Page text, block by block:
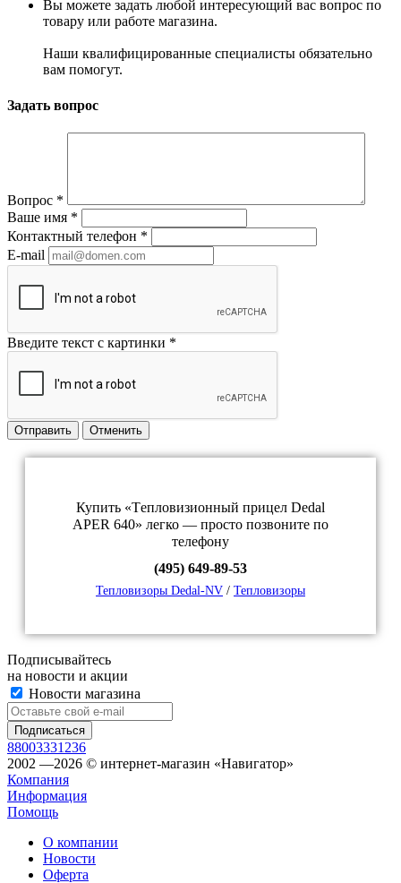
Вы можете задать любой интересующий вас вопрос по
товару или работе магазина.
Наши квалифицированные специалисты обязательно
вам помогут.
Задать вопрос
Вопрос *
Ваше имя *
Контактный телефон *
E-mail
Введите текст с картинки *
Отправить Отменить
Купить «Tепловизионный прицел Dedal
APER 640» легко — просто позвоните по
телефону
(495) 649-89-53
Тепловизоры Dedal-NV / Тепловизоры
Подписывайтесь
на новости и акции
Новости магазина
88003331236
2002 —2026 © интернет-магазин «Навигатор»
Компания
Информация
Помощь
О компании
Новости
Оферта